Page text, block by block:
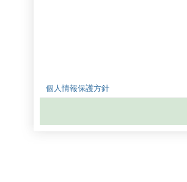
個人情報保護方針